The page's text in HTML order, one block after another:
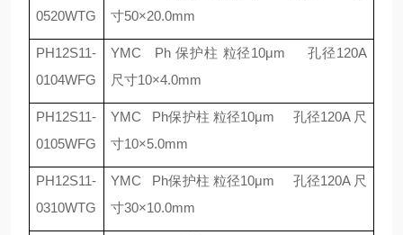
0520WTG
寸50×20.0mm
PH12S11-
0104WFG
YMC Ph 保护柱 粒径10μm 孔径120A
尺寸10×4.0mm
PH12S11-
0105WFG
YMC Ph保护柱 粒径10μm 孔径120A 尺
寸10×5.0mm
PH12S11-
0310WTG
YMC Ph保护柱 粒径10μm 孔径120A 尺
寸30×10.0mm